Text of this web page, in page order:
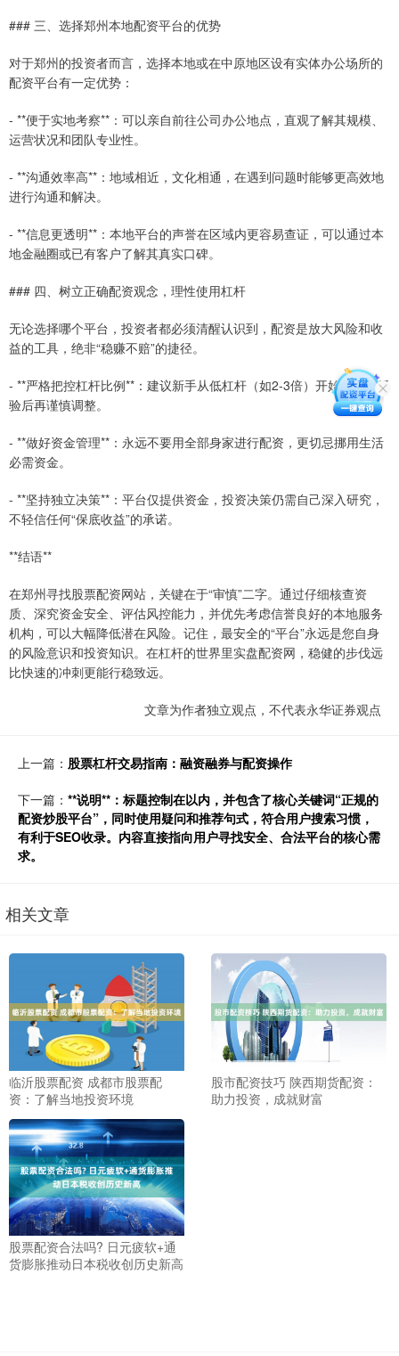
### 三、选择郑州本地配资平台的优势
对于郑州的投资者而言，选择本地或在中原地区设有实体办公场所的
配资平台有一定优势：
- **便于实地考察**：可以亲自前往公司办公地点，直观了解其规模、
运营状况和团队专业性。
- **沟通效率高**：地域相近，文化相通，在遇到问题时能够更高效地
进行沟通和解决。
- **信息更透明**：本地平台的声誉在区域内更容易查证，可以通过本
地金融圈或已有客户了解其真实口碑。
### 四、树立正确配资观念，理性使用杠杆
无论选择哪个平台，投资者都必须清醒认识到，配资是放大风险和收
益的工具，绝非“稳赚不赔”的捷径。
- **严格把控杠杆比例**：建议新手从低杠杆（如2-3倍）开始，积累经
验后再谨慎调整。
- **做好资金管理**：永远不要用全部身家进行配资，更切忌挪用生活
必需资金。
- **坚持独立决策**：平台仅提供资金，投资决策仍需自己深入研究，
不轻信任何“保底收益”的承诺。
**结语**
在郑州寻找股票配资网站，关键在于“审慎”二字。通过仔细核查资
质、深究资金安全、评估风控能力，并优先考虑信誉良好的本地服务
机构，可以大幅降低潜在风险。记住，最安全的“平台”永远是您自身
的风险意识和投资知识。在杠杆的世界里实盘配资网，稳健的步伐远
比快速的冲刺更能行稳致远。
文章为作者独立观点，不代表永华证券观点
上一篇： 股票杠杆交易指南：融资融券与配资操作
下一篇： **说明**：标题控制在以内，并包含了核心关键词“正规的
配资炒股平台”，同时使用疑问和推荐句式，符合用户搜索习惯，
有利于SEO收录。内容直接指向用户寻找安全、合法平台的核心需
求。
相关文章
临沂股票配资 成都市股票配
资：了解当地投资环境
股市配资技巧 陕西期货配资：
助力投资，成就财富
股票配资合法吗? 日元疲软+通
货膨胀推动日本税收创历史新高